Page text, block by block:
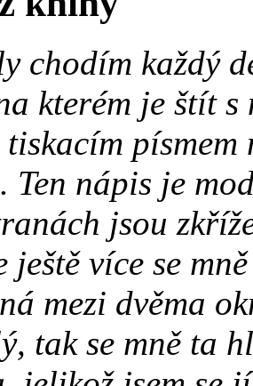
chodím každý
kterém je štít
Ten nápis je
jsou
ještě více se
mezi dvěma
tak se mně ta